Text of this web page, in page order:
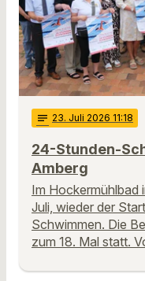
notes 23. Juli 2026 11:18
24-Stunden-
Amberg
Im Hockermühlbad
Juli, wieder der
Schwimmen. Die
zum 18. Mal statt.